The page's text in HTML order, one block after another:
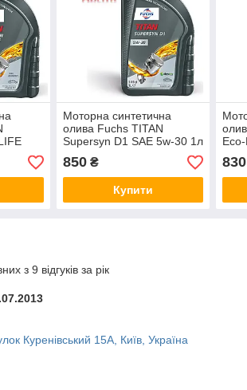
Моторна синтетична
олива Fuchs TITAN
Supersyn D1 SAE 5w-30 1л
850₴
Купити
830
з 9 відгуків за рік
Куренівський 15А, Київ, Україна